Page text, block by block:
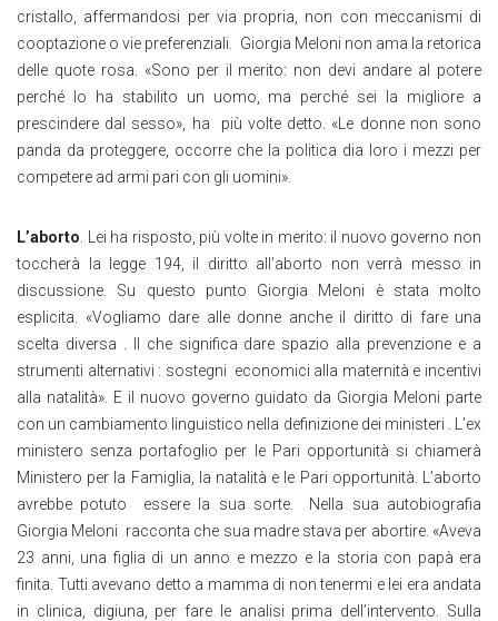
cristallo, affermandosi per via propria, non con meccanismi di
cooptazione o vie preferenziali. Giorgia Meloni non ama la retorica
delle quote rosa. «Sono per il merito: non devi andare al potere
perché lo ha stabilito un uomo, ma perché sei la migliore a
prescindere dal sesso», ha più volte detto. «Le donne non sono
panda da proteggere, occorre che la politica dia loro i mezzi per
competere ad armi pari con gli uomini».
L’aborto . Lei ha risposto, più volte in merito: il nuovo governo non
toccherà la legge 194, il diritto all’aborto non verrà messo in
discussione. Su questo punto Giorgia Meloni è stata molto
esplicita. «Vogliamo dare alle donne anche il diritto di fare una
scelta diversa . Il che significa dare spazio alla prevenzione e a
strumenti alternativi : sostegni economici alla maternità e incentivi
alla natalità». E il nuovo governo guidato da Giorgia Meloni parte
con un cambiamento linguistico nella definizione dei ministeri . L’ex
ministero senza portafoglio per le Pari opportunità si chiamerà
Ministero per la Famiglia, la natalità e le Pari opportunità. L’aborto
avrebbe potuto essere la sua sorte. Nella sua autobiografia
Giorgia Meloni racconta che sua madre stava per abortire. «Aveva
23 anni, una figlia di un anno e mezzo e la storia con papà era
finita. Tutti avevano detto a mamma di non tenermi e lei era andata
in clinica, digiuna, per fare le analisi prima dell’intervento. Sulla